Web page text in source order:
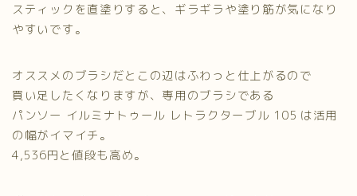
スティックを直塗りすると、ギラギラや塗り筋が気になり
やすいです。
オススメのブラシだとこの辺はふわっと仕上がるので
買い足したくなりますが、専用のブラシである
パンソー イルミナトゥール レトラクターブル 105 は活用
の幅がイマイチ。
4,536円と値段も高め。